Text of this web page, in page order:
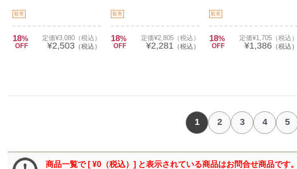
取寄
18%
OFF
定価¥3,080（税込）
¥2,503 （税込）
取寄
18%
OFF
定価¥2,805（税込）
¥2,281 （税込）
取寄
18%
OFF
定価¥1,705（税込）
¥1,386（税込）
1 2 3 4 5
商品一覧で [ ¥0（税込）] と表示されている商品はお問合せ商品です。